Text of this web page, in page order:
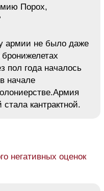
Порох,
армии не было даже
пол года началось
начале
кантрактной.
негативных оценок